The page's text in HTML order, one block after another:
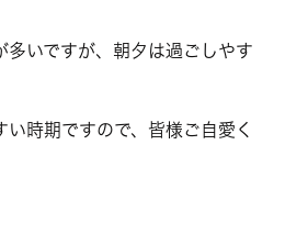
多いですが、朝夕は過ごしやす
時期ですので、皆様ご自愛く